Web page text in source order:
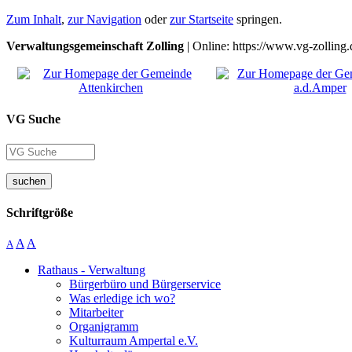
Zum Inhalt, zur Navigation oderzur Startseite springen.
Verwaltungsgemeinschaft Zolling | Online: https://www.vg-
VG Suche
suchen
Schriftgröße
A A A
Rathaus - Verwaltung
Bürgerbüro und Bürgerservice
Was erledige ich wo?
Mitarbeiter
Organigramm
Kulturraum Ampertal e.V.